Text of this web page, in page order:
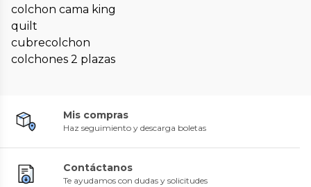
colchon cama king
quilt
cubrecolchon
colchones 2 plazas
Mis compras
Haz seguimiento y descarga boletas
Contáctanos
Te ayudamos con dudas y solicitudes